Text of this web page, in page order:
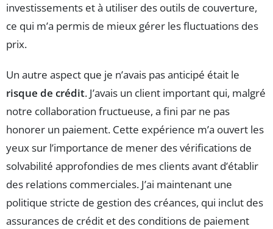
investissements et à utiliser des outils de couverture,
ce qui m’a permis de mieux gérer les fluctuations des
prix.
Un autre aspect que je n’avais pas anticipé était le
risque de crédit. J’avais un client important qui, malgré
notre collaboration fructueuse, a fini par ne pas
honorer un paiement. Cette expérience m’a ouvert les
yeux sur l’importance de mener des vérifications de
solvabilité approfondies de mes clients avant d’établir
des relations commerciales. J’ai maintenant une
politique stricte de gestion des créances, qui inclut des
assurances de crédit et des conditions de paiement